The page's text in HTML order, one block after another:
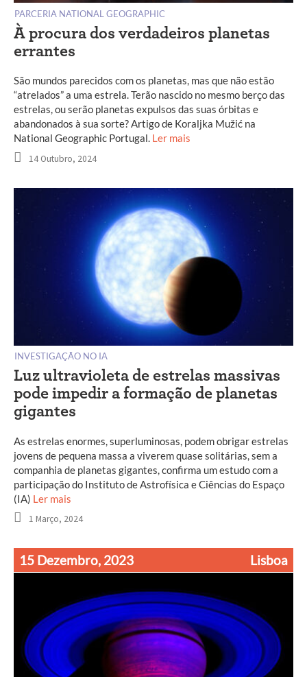
PARCERIA NATIONAL GEOGRAPHIC
À procura dos verdadeiros planetas
errantes
São mundos parecidos com os planetas, mas que não estão
“atrelados” a uma estrela. Terão nascido no mesmo berço das
estrelas, ou serão planetas expulsos das suas órbitas e
abandonados à sua sorte? Artigo de Koraljka Mužić na
National Geographic Portugal. Ler mais
14 Outubro, 2024
INVESTIGAÇÃO NO IA
Luz ultravioleta de estrelas massivas
pode impedir a formação de planetas
gigantes
As estrelas enormes, superluminosas, podem obrigar estrelas
jovens de pequena massa a viverem quase solitárias, sem a
companhia de planetas gigantes, confirma um estudo com a
participação do Instituto de Astrofísica e Ciências do Espaço
(IA) Ler mais
1 Março, 2024
15 Dezembro, 2023 Lisboa